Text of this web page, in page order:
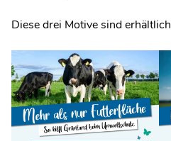
Diese drei Motive sind